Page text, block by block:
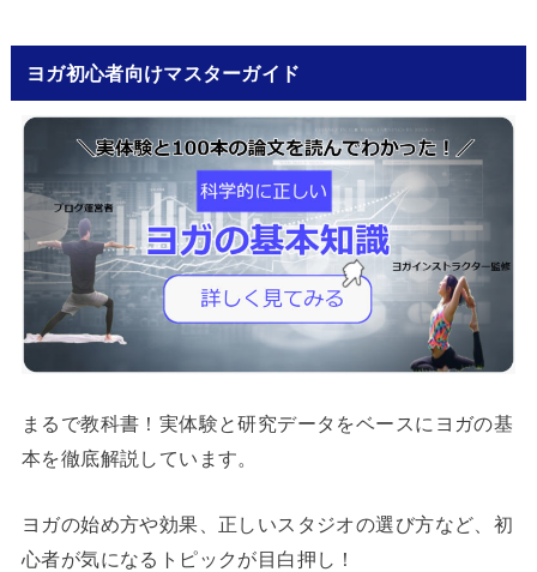
ヨガ初心者向けマスターガイド
まるで教科書！実体験と研究データをベースにヨガの基
本を徹底解説しています。
ヨガの始め方や効果、正しいスタジオの選び方など、初
心者が気になるトピックが目白押し！